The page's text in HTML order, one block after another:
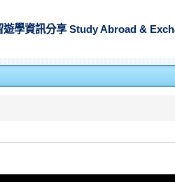
遊學資訊分享 Study Abroad &